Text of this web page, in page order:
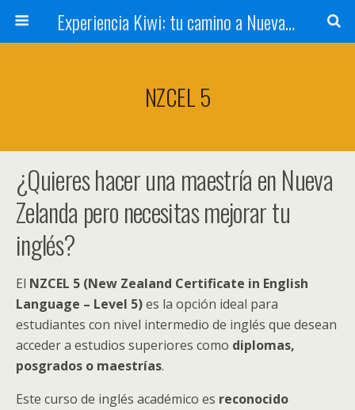
Experiencia Kiwi: tu camino a Nueva Zelanda
NZCEL 5
¿Quieres hacer una maestría en Nueva
Zelanda pero necesitas mejorar tu
inglés?
El NZCEL 5 (New Zealand Certificate in English
Language – Level 5)es la opción ideal para
estudiantes con nivel intermedio de inglés que desean
acceder a estudios superiores como diplomas,
posgrados o maestrías.
Este curso de inglés académico es reconocido